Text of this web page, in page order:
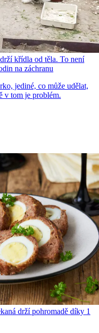
křídla od těla. To není
na záchranu
jediné, co může udělat,
v tom je problém.
drží pohromadě díky 1